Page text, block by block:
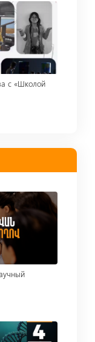
с «Школой